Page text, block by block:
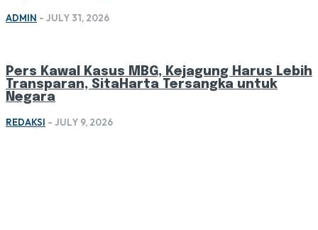
ADMIN - JULY 31, 2026
Pers Kawal Kasus MBG, Kejagung Harus Lebih
Transparan, SitaHarta Tersangka untuk
Negara
REDAKSI - JULY 9, 2026